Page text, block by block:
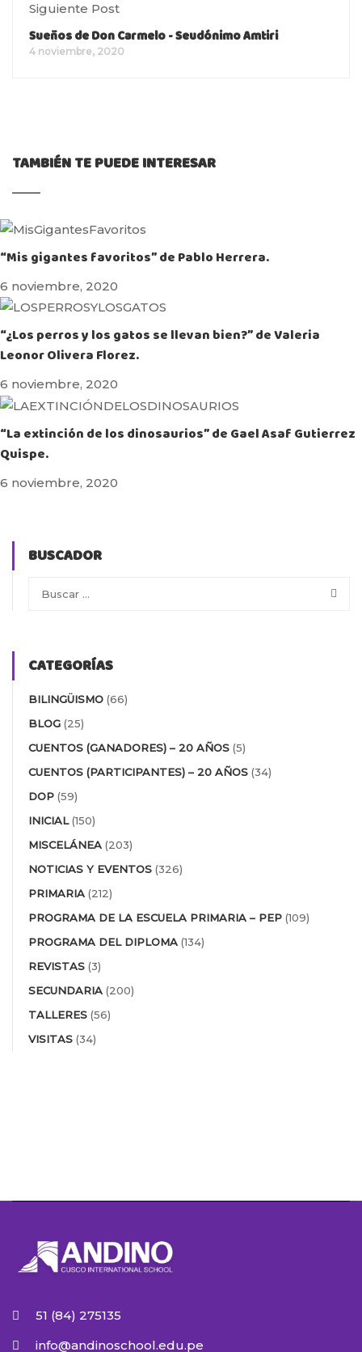
Siguiente Post
Sueños de Don Carmelo - Seudónimo Amtiri
4 noviembre, 2020
TAMBIÉN TE PUEDE INTERESAR
“Mis gigantes favoritos” de Pablo Herrera.
6 noviembre, 2020
“¿Los perros y los gatos se llevan bien?” de Valeria
Leonor Olivera Florez.
6 noviembre, 2020
“La extinción de los dinosaurios” de Gael Asaf Gutierrez
Quispe.
6 noviembre, 2020
BUSCADOR
CATEGORÍAS
BILINGÜISMO (66)
BLOG (25)
CUENTOS (GANADORES) – 20 AÑOS (5)
CUENTOS (PARTICIPANTES) – 20 AÑOS (34)
DOP (59)
INICIAL(150)
MISCELÁNEA (203)
NOTICIAS Y EVENTOS (326)
PRIMARIA (212)
PROGRAMA DE LA ESCUELA PRIMARIA – PEP (109)
PROGRAMA DEL DIPLOMA (134)
REVISTAS (3)
SECUNDARIA (200)
TALLERES (56)
VISITAS (34)
51 (84) 275135
info@andinoschool.edu.pe